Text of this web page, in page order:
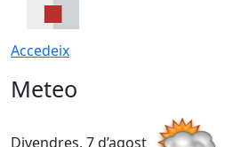
Accedeix
Meteo
Divendres, 7 d’agost